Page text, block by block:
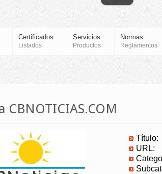
Certificados
Listados
Servicios
Productos
Normas
Reglamentos
CBNOTICIAS.COM
Título:
URL: